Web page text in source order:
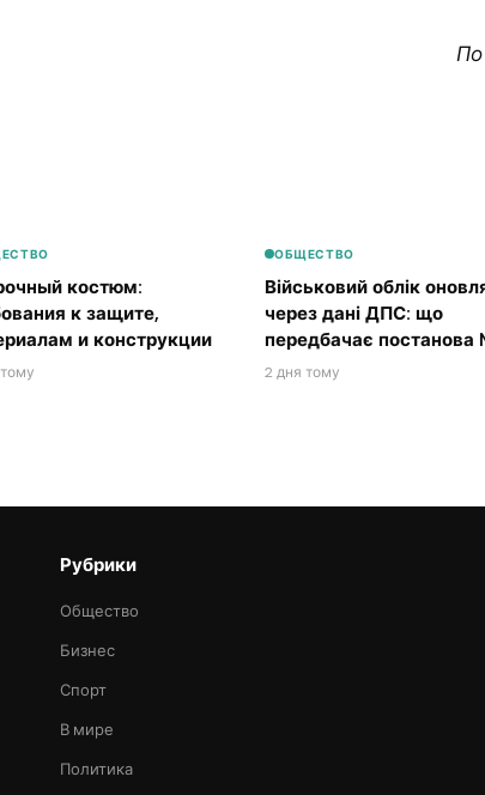
костюм:
к защите,
и конструкции
ОБЩЕСТВО
Військовий облік
через дані ДПС: що
передбачає постанова
2 дня тому
Рубрики
Общество
Бизнес
Спорт
В мире
Политика